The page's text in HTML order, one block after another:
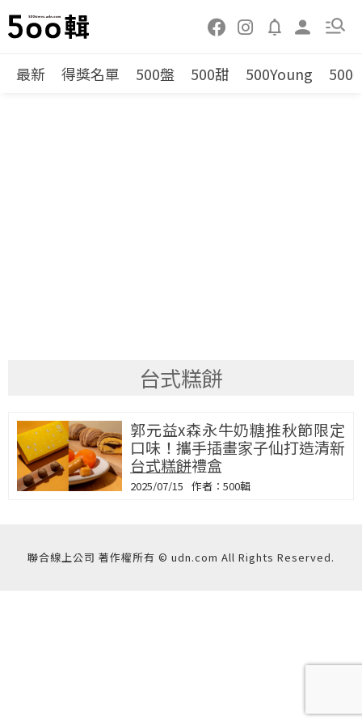
最新 得獎名單 500盤 500甜 500Young 500
台式糕餅
郭元益x森永牛奶糖推秋節限定
口味！攜手插畫家子仙打造清新
台式糕餅禮盒
2025/07/15 500輯
聯合線上公司 著作權所有 © udn.com All Rights Reserved.